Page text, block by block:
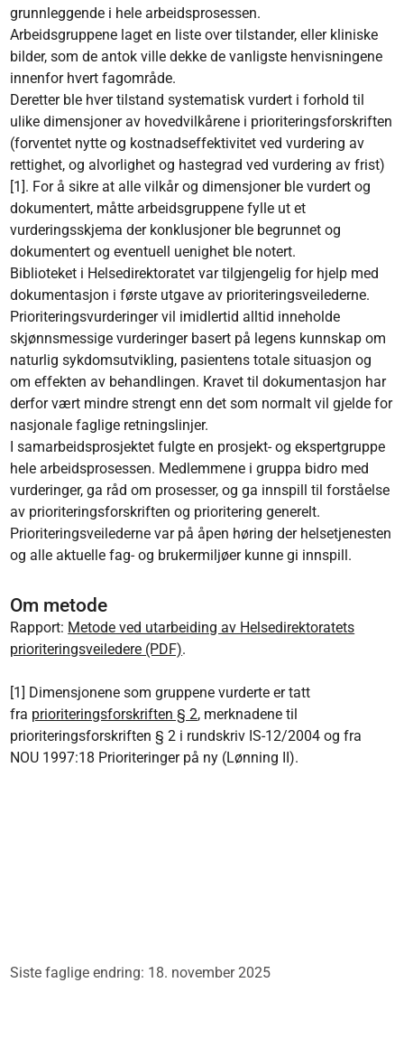
grunnleggende i hele arbeidsprosessen.
Arbeidsgruppene laget en liste over tilstander, eller kliniske
bilder, som de antok ville dekke de vanligste henvisningene
innenfor hvert fagområde.
Deretter ble hver tilstand systematisk vurdert i forhold til
ulike dimensjoner av hovedvilkårene i prioriteringsforskriften
(forventet nytte og kostnadseffektivitet ved vurdering av
rettighet, og alvorlighet og hastegrad ved vurdering av frist)
[1]. For å sikre at alle vilkår og dimensjoner ble vurdert og
dokumentert, måtte arbeidsgruppene fylle ut et
vurderingsskjema der konklusjoner ble begrunnet og
dokumentert og eventuell uenighet ble notert.
Biblioteket i Helsedirektoratet var tilgjengelig for hjelp med
dokumentasjon i første utgave av prioriteringsveilederne.
Prioriteringsvurderinger vil imidlertid alltid inneholde
skjønnsmessige vurderinger basert på legens kunnskap om
naturlig sykdomsutvikling, pasientens totale situasjon og
om effekten av behandlingen. Kravet til dokumentasjon har
derfor vært mindre strengt enn det som normalt vil gjelde for
nasjonale faglige retningslinjer.
I samarbeidsprosjektet fulgte en prosjekt- og ekspertgruppe
hele arbeidsprosessen. Medlemmene i gruppa bidro med
vurderinger, ga råd om prosesser, og ga innspill til forståelse
av prioriteringsforskriften og prioritering generelt.
Prioriteringsveilederne var på åpen høring der helsetjenesten
og alle aktuelle fag- og brukermiljøer kunne gi innspill.
Om metode
Rapport: Metode ved utarbeiding av Helsedirektoratets
prioriteringsveiledere (PDF).
[1] Dimensjonene som gruppene vurderte er tatt
fra prioriteringsforskriften § 2, merknadene til
prioriteringsforskriften § 2 i rundskriv IS-12/2004 og fra
NOU 1997:18 Prioriteringer på ny (Lønning II).
Siste faglige endring: 18. november 2025